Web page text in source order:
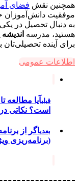
همچنین نقش فضای
موفقیت دانش‌آموزان
به دنبال تحصیل در یکی
هستید، مدرسه
برای آینده‌ تحصیلی‌تان
اطلاعات عمومی
قبلیآیا مطالعه
است؟ نکاتی
بعدیاگر از
(برنامه‌ریزی